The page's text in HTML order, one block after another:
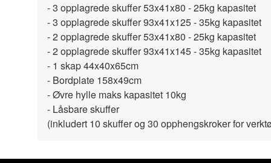
- 3 opplagrede skuffer 53x41x80 - 25kg kapasitet
- 3 opplagrede skuffer 93x41x125 - 35kg kapasitet
- 2 opplagrede skuffer 53x41x80 - 25kg kapasitet
- 2 opplagrede skuffer 93x41x145 - 35kg kapasitet
- 1 skap 44x40x65cm
- Bordplate 158x49cm
- Øvre hylle maks kapasitet 10kg
- Låsbare skuffer
(inkludert 10 skuffer og 30 opphengskroker for